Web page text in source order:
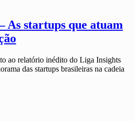
As startups que atuam
ao relatório inédito do Liga Insights
das startups brasileiras na cadeia